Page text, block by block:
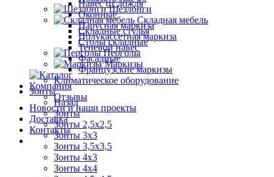
Шезлонги
Складная мебель
Складные стулья
Столы складные
Перголы
Маркизы
Компания
Отзывы
Новости и наши проекты
Доставка
Контакты
Навес от дождя
Оконные
Парусная маркиза
Полукассетная маркиза
Теневой навес
Фасадные
Французские маркизы
Климатическое оборудование
Зонты
Назад
Зонты
Зонты 2,5х2,5
Зонты 3х3
Зонты 3,5х3,5
Зонты 4х3
Зонты 4х4